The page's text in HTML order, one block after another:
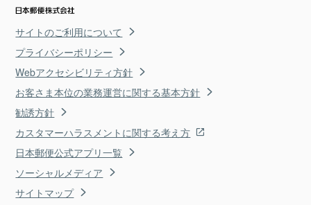
サイトのご利用について
プライバシーポリシー
Webアクセシビリティ方針
お客さま本位の業務運営に関する基本方針
勧誘方針
カスタマーハラスメントに関する考え方
日本郵便公式アプリ一覧
ソーシャルメディア
サイトマップ